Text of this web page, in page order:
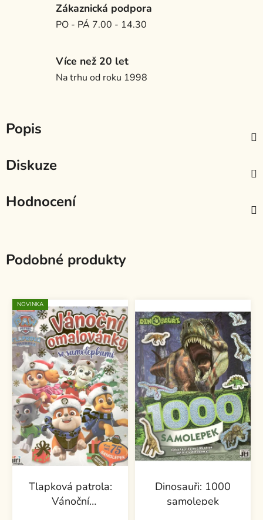
Zákaznická podpora
PO - PÁ 7.00 - 14.30
Více než 20 let
Na trhu od roku 1998
Popis
Diskuze
Hodnocení
Podobné produkty
NOVINKA
Tlapková patrola:
Vánoční
Dinosauři: 1000
samolepek